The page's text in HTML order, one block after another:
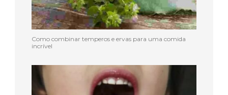
Como combinar temperos e ervas para uma comida
incrível